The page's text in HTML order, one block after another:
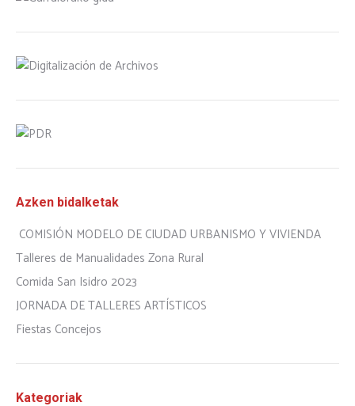
Azken bidalketak
COMISIÓN MODELO DE CIUDAD URBANISMO Y VIVIENDA
Talleres de Manualidades Zona Rural
Comida San Isidro 2023
JORNADA DE TALLERES ARTÍSTICOS
Fiestas Concejos
Kategoriak